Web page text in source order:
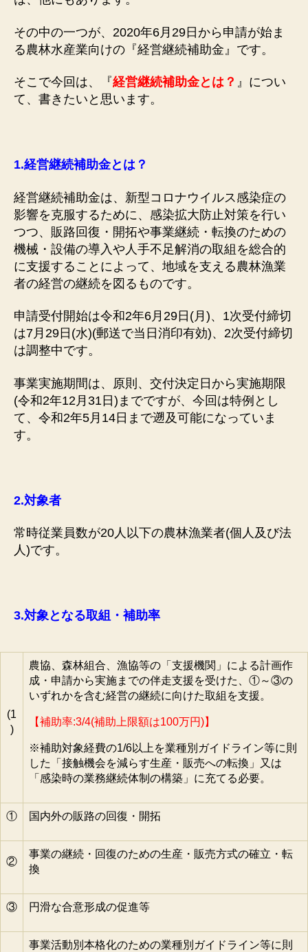
その中の一つが、2020年6月29日から申請が始ま
る農林水産業向けの『経営継続補助金』です。
そこで今回は、『経営継続補助金とは？ 』につい
て、書きたいと思います。
1.経営継続補助金とは？
経営継続補助金は、新型コロナウイルス感染症の
影響を克服するために、感染拡大防止対策を行い
つつ、販路回復・開拓や事業継続・転換のための
機械・設備の導入や人手不足解消の取組を総合的
に支援することによって、地域を支える農林漁業
者の経営の継続を図るものです。
申請受付開始は令和2年6月29日(月)、1次受付締切
は7月29日(水)(郵送で当日消印有効)、2次受付締切
は調整中です。
事業実施期間は、原則、交付決定日から実施期限
(令和2年12月31日)までですが、今回は特例とし
て、令和2年5月14日まで遡及可能になっていま
す。
2.対象者
常時従業員数が20人以下の農林漁業者(個人及び法
人)です。
3.対象となる取組・補助率
(1
)
農協、森林組合、漁協等の「支援機関」による計画作
成・申請から実施までの伴走支援を受けた、①～③の
いずれかを含む経営の継続に向けた取組を支援。
【補助率:3/4(補助上限額は100万円)】
※補助対象経費の1/6以上を業種別ガイドライン等に則
した「接触機会を減らす生産・販売への転換」又は
「感染時の業務継続体制の構築」に充てる必要。
① 国内外の販路の回復・開拓
②
事業の継続・回復のための生産・販売方式の確立・転
換
③ 円滑な合意形成の促進等
事業活動別本格化のための業種別ガイドライン等に則